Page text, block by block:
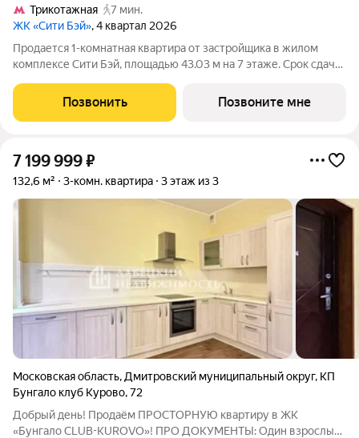
Трикотажная
7 мин.
ЖК «Сити Бэй», 4 квартал 2026
Продается 1-комнатная квартира от застройщика в жилом
комплексе Сити Бэй, площадью 43.03 м на 7 этаже. Срок сдачи
настоящий город в городе с отлично развитой
инфраструктурой и собственной
Позвонить Позвоните мне
7 199 999₽
132,6 м² 3-комн. квартира 3 этаж из 3
Московская область, Дмитровский муниципальный округ, КП
Бунгало клуб Курово,72
Добрый день! Продаём ПРОСТОРНУЮ квартиру в ЖК
«Бунгало CLUB-KUROVO»! ПРО ДОКУМЕНТЫ: Один взрослый